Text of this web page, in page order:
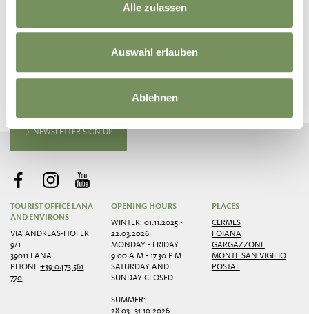
Alle zulassen
Auswahl erlauben
Ablehnen
KEEP IN TOUCH WITH US
News and information directly in your mailbox
NEWSLETTER SIGN UP
TOURIST OFFICE LANA
AND ENVIRONS
VIA ANDREAS-HOFER
9/1
39011 LANA
PHONE+39 0473 561
770
OPENING HOURS
WINTER: 01.11.2025 -
22.03.2026
MONDAY - FRIDAY
9.00 A.M.- 17.30 P.M.
SATURDAY AND
SUNDAY CLOSED
SUMMER:
28.03.-31.10.2026
PLACES
CERMES
FOIANA
GARGAZZONE
MONTE SAN VIGILIO
POSTAL